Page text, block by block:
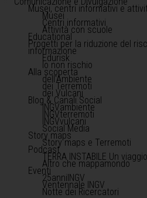
Musei, centri informativi e
Musei
Centri informativi
Attività con scuole
Educational
Progetti per la riduzione del
informazione
Edurisk
Io non rischio
Alla scoperta
dell'Ambiente
dei Terremoti
dei Vulcani
Blog & Canali Social
INGVambiente
INGVterremoti
INGVvulcani
Social Media
Story maps
Story maps e Terremoti
Podcast
TERRA INSTABILE Un
Altro che mappamondo
Eventi
25anniINGV
Ventennale INGV
Notte dei Ricercatori